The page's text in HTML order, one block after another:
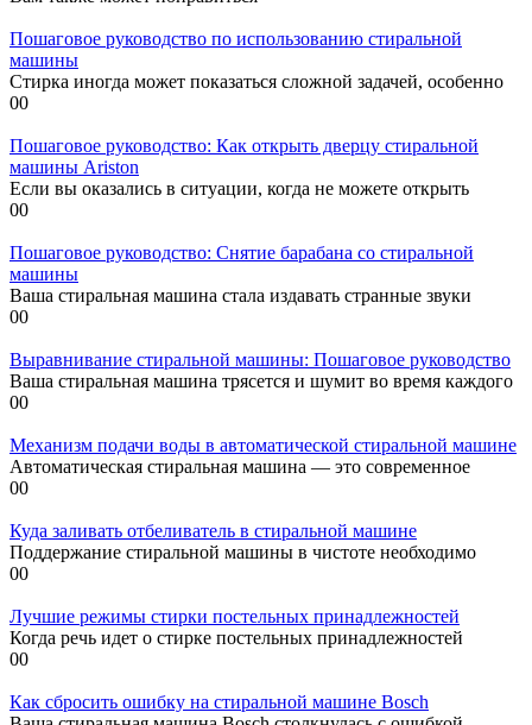
Пошаговое руководство по использованию стиральной
машины
Стирка иногда может показаться сложной задачей, особенно
00
Пошаговое руководство: Как открыть дверцу стиральной
машины Ariston
Если вы оказались в ситуации, когда не можете открыть
00
Пошаговое руководство: Снятие барабана со стиральной
машины
Ваша стиральная машина стала издавать странные звуки
00
Выравнивание стиральной машины: Пошаговое руководство
Ваша стиральная машина трясется и шумит во время каждого
00
Механизм подачи воды в автоматической стиральной машине
Автоматическая стиральная машина — это современное
00
Куда заливать отбеливатель в стиральной машине
Поддержание стиральной машины в чистоте необходимо
00
Лучшие режимы стирки постельных принадлежностей
Когда речь идет о стирке постельных принадлежностей
00
Как сбросить ошибку на стиральной машине Bosch